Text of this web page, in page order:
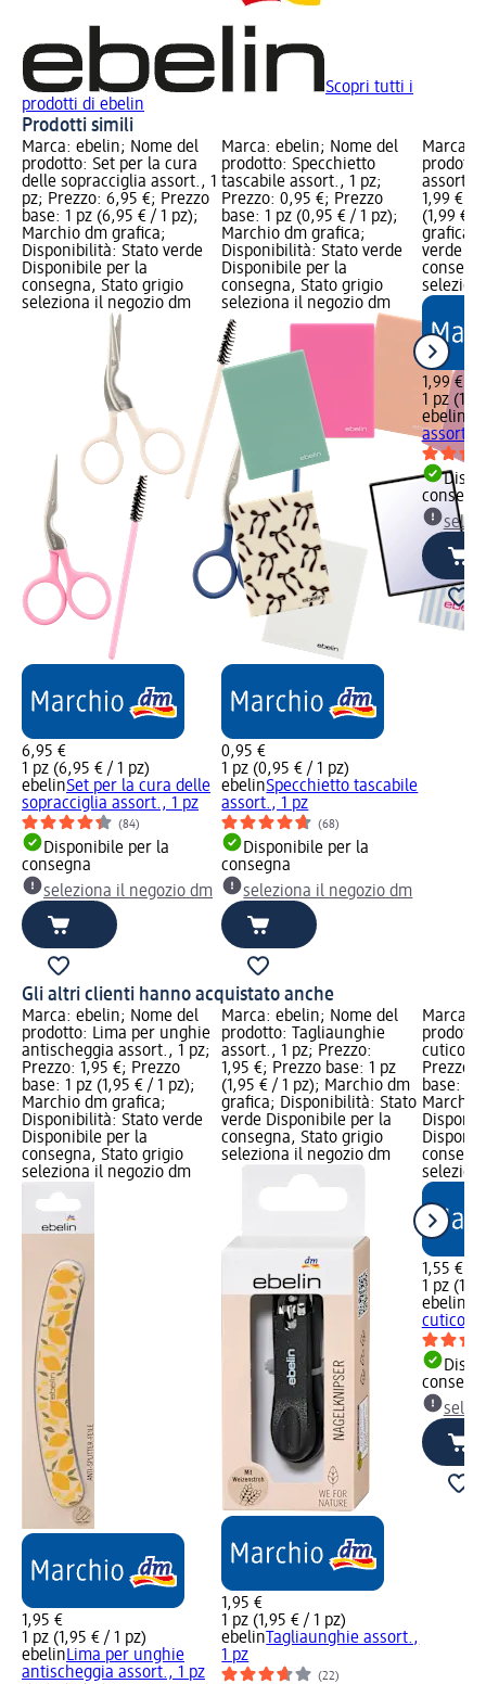
Scopri tutti i
prodotti di ebelin
Prodotti simili
Marca: ebelin; Nome del
prodotto: Set per la cura
delle sopracciglia assort., 1
pz; Prezzo: 6,95 €; Prezzo
base: 1 pz (6,95 € / 1 pz);
Marchio dm grafica;
Disponibilità: Stato verde
Disponibile per la
consegna, Stato grigio
seleziona il negozio dm
6,95 €
1 pz (6,95 € / 1 pz)
ebelinSet per la cura delle
sopracciglia assort., 1 pz
(84)
Disponibile per la
consegna
seleziona il negozio dm
Marca: ebelin; Nome del
prodotto: Specchietto
tascabile assort., 1 pz;
Prezzo: 0,95 €; Prezzo
base: 1 pz (0,95 € / 1 pz);
Marchio dm grafica;
Disponibilità: Stato verde
Disponibile per la
consegna, Stato grigio
seleziona il negozio dm
0,95 €
1 pz (0,95 € / 1 pz)
ebelinSpecchietto tascabile
assort., 1 pz
(68)
Disponibile per la
consegna
seleziona il negozio dm
Marca:
assort.,
1,99 €;
(1,99 € /
grafica;
verde
1,99 €
1 pz
ebelin
assort.,
Gli altri clienti hanno acquistato anche
Marca: ebelin; Nome del
prodotto: Lima per unghie
antischeggia assort., 1 pz;
Prezzo: 1,95 €; Prezzo
base: 1 pz (1,95 € / 1 pz);
Marchio dm grafica;
Disponibilità: Stato verde
Disponibile per la
consegna, Stato grigio
seleziona il negozio dm
1,95 €
1 pz (1,95 € / 1 pz)
ebelinLima per unghie
antischeggia assort., 1 pz
Marca: ebelin; Nome del
prodotto: Tagliaunghie
assort., 1 pz; Prezzo:
1,95 €; Prezzo base: 1 pz
(1,95 € / 1 pz); Marchio dm
grafica; Disponibilità: Stato
verde Disponibile per la
consegna, Stato grigio
seleziona il negozio dm
1,95 €
1 pz (1,95 € / 1 pz)
ebelin Tagliaunghie assort.,
1 pz
(22)
Marca:
cuticole
Prezzo:
base: 1
Marchio
1,55 €
1 pz
ebelin
cuticole